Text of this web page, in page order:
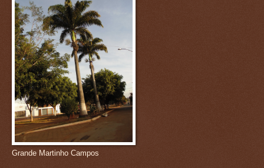
Grande Martinho Campos